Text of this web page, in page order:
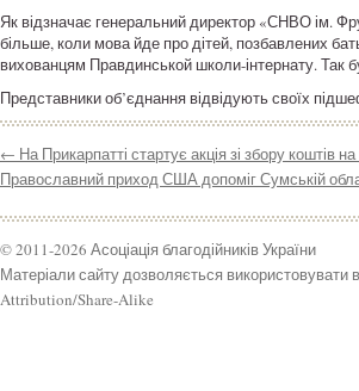
Як відзначає генеральний директор «СНВО ім.
більше, коли мова йде про дітей, позбавлених
вихованцям Правдинськой школи-інтернату. Так
Представники об’єднання відвідують своїх
← На Прикарпатті стартує акція зі збору коштів
Православний приход США допоміг Сумській
© 2011-2026 Асоціація благодійників України
Матеріали сайту дозволяється використовувати
Attribution/Share-Alike